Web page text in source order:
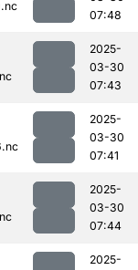
07:48
2025-
03-30
07:43
2025-
03-30
07:41
2025-
03-30
07:44
2025-